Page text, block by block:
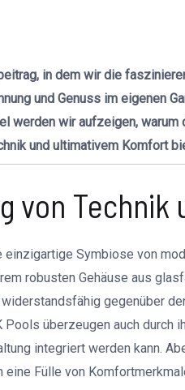
in dem wir die
und Genuss im eigenen
werden wir aufzeigen,
und ultimativem Komfort
von
Symbiose von
robusten Gehäuse aus
gegenüber
Pools überzeugen auch durch
integriert werden kann.
eine Fülle von